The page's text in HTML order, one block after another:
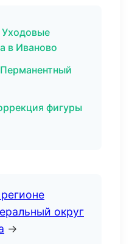
в Иваново
фигуры
округ
→